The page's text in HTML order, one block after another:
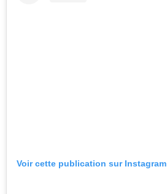
Voir cette publication sur Instagram